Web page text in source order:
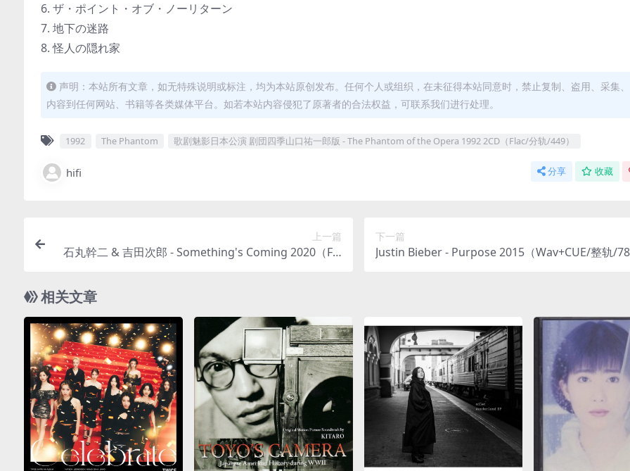
6. ザ・ポイント・オブ・ノーリターン
7. 地下の迷路
8. 怪人の隠れ家
声明：本站所有文章，如无特殊说明或标注，均为本站原创发布。任何个人或组织，在未征得本站同意时，禁止复制、盗用、采集
内容到任何网站、书籍等各类媒体平台。如若本站内容侵犯了原著者的合法权益，可联系我们进行处理。
1992 The Phantom 歌剧魅影日本公演 剧団四季山口祐一郎版 - The Phantom of the Opera 1992 2CD（Flac/分轨/449）
hifi 分享 收藏
上一篇
石丸幹二 & 吉田次郎 - Something's Coming 2020（Fla
下一篇
Justin Bieber - Purpose 2015（Wav+CUE/整轨/
相关文章